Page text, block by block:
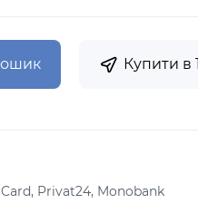
Купити в
Privat24, Monobank